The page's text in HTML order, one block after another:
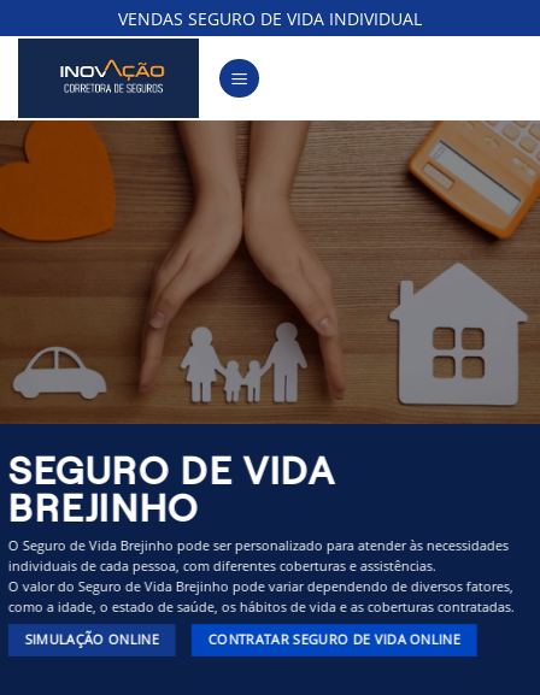
to
content
VENDAS SEGURO DE VIDA INDIVIDUAL
SEGURO DE VIDA
BREJINHO
O Seguro de Vida Brejinho pode ser personalizado para atender às necessidades
individuais de cada pessoa, com diferentes coberturas e assistências.
O valor do Seguro de Vida Brejinho pode variar dependendo de diversos fatores,
como a idade, o estado de saúde, os hábitos de vida e as coberturas contratadas.
SIMULAÇÃO ONLINE CONTRATAR SEGURO DE VIDA ONLINE